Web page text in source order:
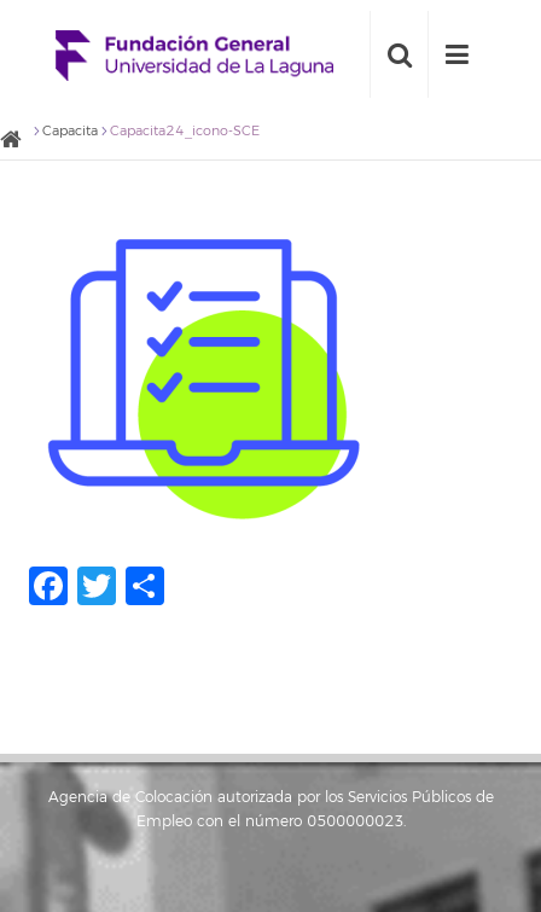
Capacita Capacita24_icono-SCE
Facebook
Twitter
Agencia de Colocación autorizada por los Servicios Públicos de
Empleo con el número 0500000023.